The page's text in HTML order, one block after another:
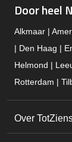
Door heel
Alkmaar |
| Den Haag |
Helmond |
Rotterdam |
Over